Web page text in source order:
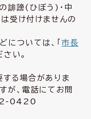
誹謗(ひぼう)・中
受け付けませんの
については、「市長
さい。
る場合がありま
が、電話にてお問
0420